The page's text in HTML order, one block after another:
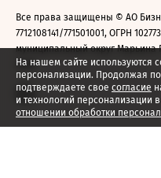
На нашем сайте используются
персонализации. Продолжая
подтверждаете свое согласие
и технологий персонализации в
отношении обработки
Все права защищены © АО
7712108141/771501001, ОГРН
муниципальный округ Марьина
2026